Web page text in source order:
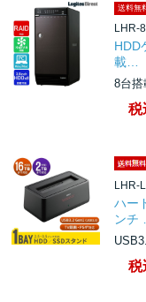
送料無
LHR-
HDD
載…
8台
税
LHR-
ハー
ンチ
税